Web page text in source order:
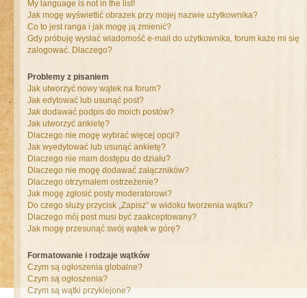
My language is not in the list!
Jak mogę wyświetlić obrazek przy mojej nazwie użytkownika?
Co to jest ranga i jak mogę ją zmienić?
Gdy próbuję wysłać wiadomość e-mail do użytkownika, forum każe mi się
zalogować. Dlaczego?
Problemy z pisaniem
Jak utworzyć nowy wątek na forum?
Jak edytować lub usunąć post?
Jak dodawać podpis do moich postów?
Jak utworzyć ankietę?
Dlaczego nie mogę wybrać więcej opcji?
Jak wyedytować lub usunąć ankietę?
Dlaczego nie mam dostępu do działu?
Dlaczego nie mogę dodawać załączników?
Dlaczego otrzymałem ostrzeżenie?
Jak mogę zgłosić posty moderatorowi?
Do czego służy przycisk „Zapisz” w widoku tworzenia wątku?
Dlaczego mój post musi być zaakceptowany?
Jak mogę przesunąć swój wątek w górę?
Formatowanie i rodzaje wątków
Czym są ogłoszenia globalne?
Czym są ogłoszenia?
Czym są wątki przyklejone?